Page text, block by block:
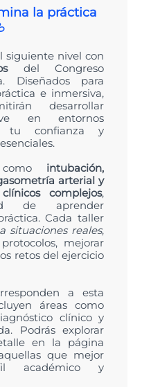
la práctica
siguiente nivel con
del Congreso
Diseñados para
e inmersiva,
desarrollar
en entornos
tu confianza y
intubación,
arterial y
complejos,
de aprender
Cada taller
situaciones reales,
mejorar
retos del ejercicio
a esta
áreas como
clínico y
Podrás explorar
en la página
que mejor
académico y